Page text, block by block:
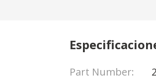
Part Number: